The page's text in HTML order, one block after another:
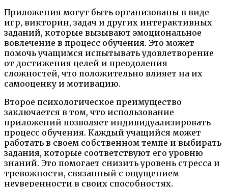
Приложения могут быть организованы в виде
игр, викторин, задач и других интерактивных
заданий, которые вызывают эмоциональное
вовлечение в процесс обучения. Это может
помочь учащимся испытывать удовлетворение
от достижения целей и преодоления
сложностей, что положительно влияет на их
самооценку и мотивацию.
Второе психологическое преимущество
заключается в том, что использование
приложений позволяет индивидуализировать
процесс обучения. Каждый учащийся может
работать в своем собственном темпе и выбирать
задания, которые соответствуют его уровню
знаний. Это помогает снизить уровень стресса и
тревожности, связанный с ощущением
неуверенности в своих способностях.